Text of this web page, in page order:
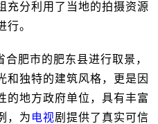
充分利用了当地的拍摄资源
行。
肥市的肥东县进行取景，
和独特的建筑风格，更是因
的地方政府单位，具有丰富
，为 电视剧提供了真实可信